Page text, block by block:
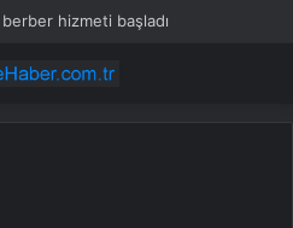
hizmeti başladı